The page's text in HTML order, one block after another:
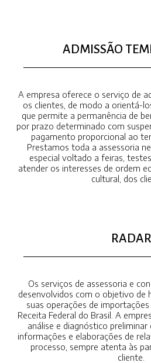
ADMISSÃO
A empresa oferece o serviço de
os clientes, de modo a orientá-
que permite a permanência de
por prazo determinado com
pagamento proporcional ao
Prestamos toda a assessoria
especial voltado a feiras,
atender os interesses de ordem
cultural, dos
RADAR
Os serviços de assessoria e
desenvolvidos com o objetivo de
suas operações de
Receita Federal do Brasil. A
análise e diagnóstico
informações e elaborações de
processo, sempre atenta às
cliente.